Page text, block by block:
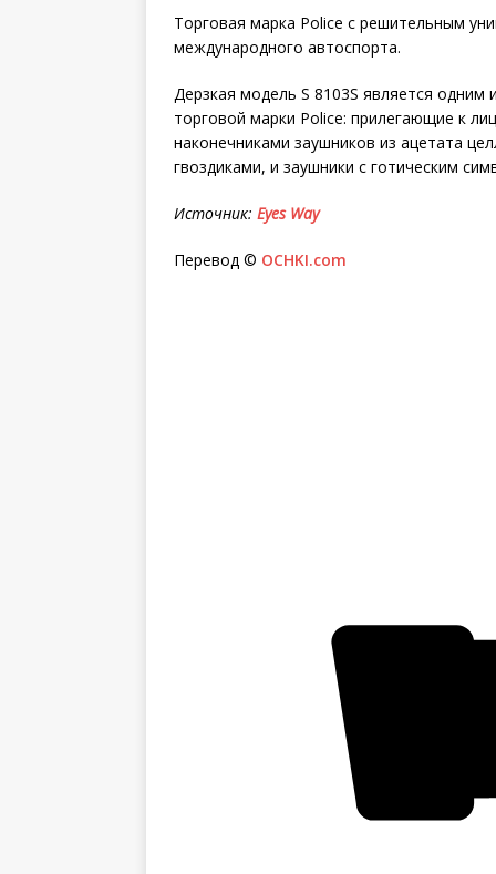
Торговая марка Police с решительным
международного автоспорта.
Дерзкая модель S 8103S является
торговой марки Police: прилегающие к
наконечниками заушников из ацетата
гвоздиками, и заушники с готическим
Источник: Eyes Way
Перевод © OCHKI.com